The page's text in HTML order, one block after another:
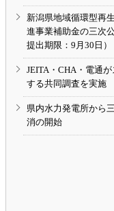
新潟県地域循環型再
進事業補助金の三次
提出期限：9月30日）
JEITA・CHA・電通
する共同調査を実施
県内水力発電所から
消の開始